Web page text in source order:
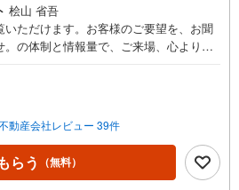
桧山 省吾
いただけます。お客様のご要望を、お聞
。の体制と情報量で、ご来場、心よりお
のご提案。・ 未来に起こるであろうご
ンライン上でご提案「ミラカレクラ
却時、ご自宅を綺麗にかつ瀟洒にさせる
イジングサービス。・ 購入者様へ、税
告の無料セミナーをご招待いたします。
◆日時のご希望をお伝えください。（も
動産会社レビュー 39件
らう （無料）